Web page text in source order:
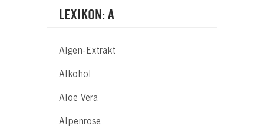
LEXIKON: A
Algen-Extrakt
Alkohol
Aloe Vera
Alpenrose